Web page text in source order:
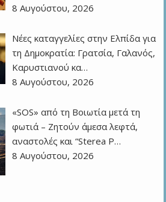
8 Αυγούστου, 2026
Νέες καταγγελίες στην Ελπίδα για
τη Δημοκρατία: Γρατσία, Γαλανός,
Καρυστιανού κα…
8 Αυγούστου, 2026
«SOS» από τη Βοιωτία μετά τη
φωτιά – Ζητούν άμεσα λεφτά,
αναστολές και “Sterea P…
8 Αυγούστου, 2026